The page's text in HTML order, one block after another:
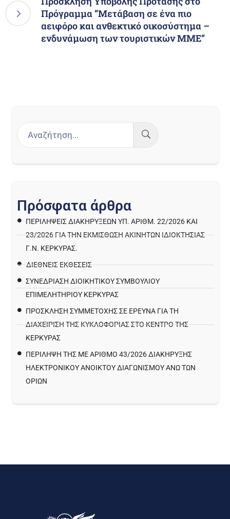
Πρόγραμμα ”Μετάβαση σε ένα πιο
αειφόρο και ανθεκτικό οικοσύστημα –
ενδυνάμωση των τουριστικών ΜΜΕ”
Πρόσφατα άρθρα
ΠΕΡΙΛΉΨΕΙΣ ΔΙΑΚΗΡΎΞΕΩΝ ΥΠ. ΑΡΙΘΜ. 22/2026 ΚΑΙ
23/2026 ΓΙΑ ΤΗΝ ΕΚΜΊΣΘΩΣΗ ΑΚΙΝΉΤΩΝ ΙΔΙΟΚΤΗΣΊΑΣ
Γ.Ν. ΚΈΡΚΥΡΑΣ.
ΔΙΕΘΝΕΙΣ ΕΚΘΕΣΕΙΣ
ΣΥΝΕΔΡΙΑΣΗ ΔΙΟΙΚΗΤΙΚΟΥ ΣΥΜΒΟΥΛΙΟΥ
ΕΠΙΜΕΛΗΤΗΡΙΟΥ ΚΕΡΚΥΡΑΣ
ΠΡΌΣΚΛΗΣΗ ΣΥΜΜΕΤΟΧΉΣ ΣΕ ΈΡΕΥΝΑ ΓΙΑ ΤΗ
ΔΙΑΧΕΊΡΙΣΗ ΤΗΣ ΚΥΚΛΟΦΟΡΊΑΣ ΣΤΟ ΚΈΝΤΡΟ ΤΗΣ
ΚΈΡΚΥΡΑΣ
ΠΕΡΙΛΗΨΗ ΤΗΣ ΜΕ ΑΡΙΘΜΟ 43/2026 ΔΙΑΚΗΡΥΞΗΣ
ΗΛΕΚΤΡΟΝΙΚΟΥ ΑΝΟΙΚΤΟΥ ΔΙΑΓΩΝΙΣΜΟΥ ΑΝΩ ΤΩΝ
ΟΡΙΩΝ